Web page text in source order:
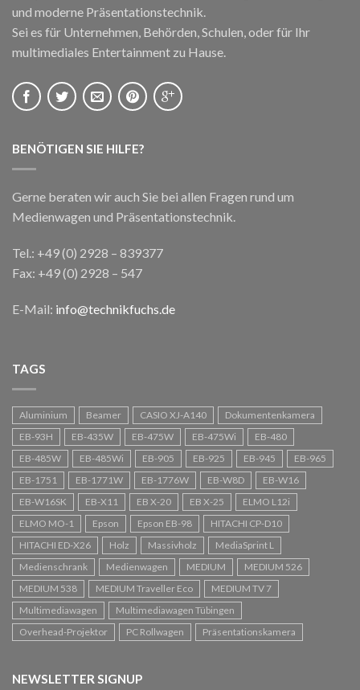
Epson EB-W16
Epson EB-1840W
€1.099,00 inkl. MwSt.
und moderne Präsentationstechnik.
Sei es für Unternehmen, Behörden, Schulen, oder für Ihr
multimediales Entertainment zu Hause.
BENÖTIGEN SIE HILFE?
Gerne beraten wir auch Sie bei allen Fragen rund um
Medienwagen und Präsentationstechnik.
Tel.: +49 (0) 2928 – 839377
Fax: +49 (0) 2928 – 547
E-Mail: info@technikfuchs.de
TAGS
Aluminium Beamer CASIO XJ-A140
Dokumentenkamera
EB-93H
EB-435W EB-475W EB-475Wi
EB-480
EB-485W
EB-485Wi EB-905 EB-925 EB-945
EB-965
EB-1751
EB-1771W EB-1776W EB-W8D
EB-W16
EB-W16SK
EB-X11 EB X-20 EB X-25
ELMO L12i
ELMO MO-1
Epson Epson EB-98
HITACHI CP-D10
HITACHI ED-X26
Holz Massivholz
MediaSprint L
Medienschrank
Medienwagen MEDIUM
MEDIUM 526
MEDIUM 538
MEDIUM Traveller Eco
MEDIUM TV 7
Multimediawagen
Multimediawagen Tübingen
Overhead-Projektor
PC Rollwagen Präsentationskamera
NEWSLETTER SIGNUP